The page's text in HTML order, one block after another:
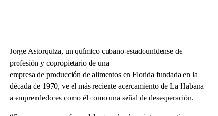
Jorge Astorquiza, un químico cubano-estadounidense de
profesión y copropietario de una
empresa de producción de alimentos en Florida fundada en la
década de 1970, ve el más reciente acercamiento de La Habana
a emprendedores como él como una señal de desesperación.